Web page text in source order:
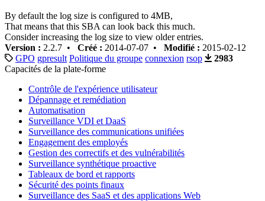
By default the log size is configured to 4MB,
That means that this SBA can look back this much.
Consider increasing the log size to view older entries.
Version : 2.2.7 • Créé : 2014-07-07 • Modifié : 2015-02-12
GPO gpresult Politique du groupe connexion rsop
2983
Capacités de la plate-forme
Contrôle de l'expérience utilisateur
Dépannage et remédiation
Automatisation
Surveillance VDI et DaaS
Surveillance des communications unifiées
Engagement des employés
Gestion des correctifs et des vulnérabilités
Surveillance synthétique proactive
Tableaux de bord et rapports
Sécurité des points finaux
Surveillance des SaaS et des applications Web